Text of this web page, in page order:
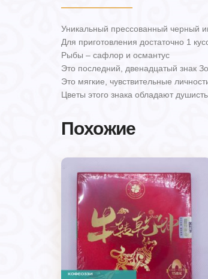
Уникальный прессованный черный
Для приготовления достаточно 1
Рыбы – сафлор и османтус
Это последний, двенадцатый знак
Это мягкие, чувствительные
Цветы этого знака обладают
Похожие